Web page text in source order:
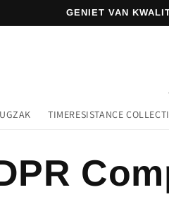
GENIET VAN
TIMERESISTANCE